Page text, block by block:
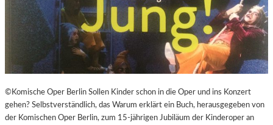
©Komische Oper Berlin Sollen Kinder schon in die Oper und ins Konzert
gehen? Selbstverständlich, das Warum erklärt ein Buch, herausgegeben von
der Komischen Oper Berlin, zum 15-jährigen Jubiläum der Kinderoper an